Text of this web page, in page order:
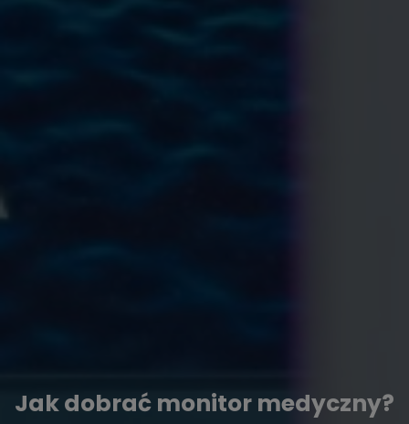
Jak dobrać monitor medyczny?